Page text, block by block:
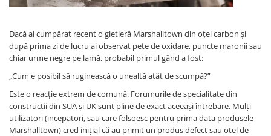
Dacă ai cumpărat recent o gletieră Marshalltown din oțel carbon și
după prima zi de lucru ai observat pete de oxidare, puncte maronii sau
chiar urme negre pe lamă, probabil primul gând a fost:
„Cum e posibil să ruginească o unealtă atât de scumpă?”
Este o reacție extrem de comună. Forumurile de specialitate din
construcții din SUA și UK sunt pline de exact aceeași întrebare. Mulți
utilizatori (incepatori, sau care folsoesc pentru prima data produsele
Marshalltown) cred inițial că au primit un produs defect sau oțel de